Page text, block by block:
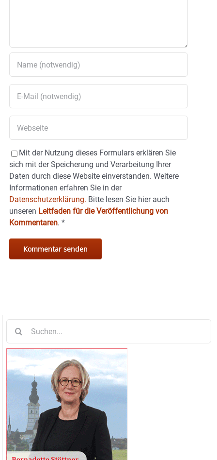
Mit der Nutzung dieses Formulars erklären Sie
sich mit der Speicherung und Verarbeitung Ihrer
Daten durch diese Website einverstanden. Weitere
Informationen erfahren Sie in der
Datenschutzerklärung. Bitte lesen Sie hier auch
unseren Leitfaden für die Veröffentlichung von
Kommentaren. *
nach: